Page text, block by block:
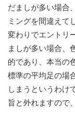
だましが多い場合
ミングを間違えて
変わりでエントリ
ましが多い場合、
的であり、本当の
標準の平均足の場
しまうというわけ
旨と外れますので